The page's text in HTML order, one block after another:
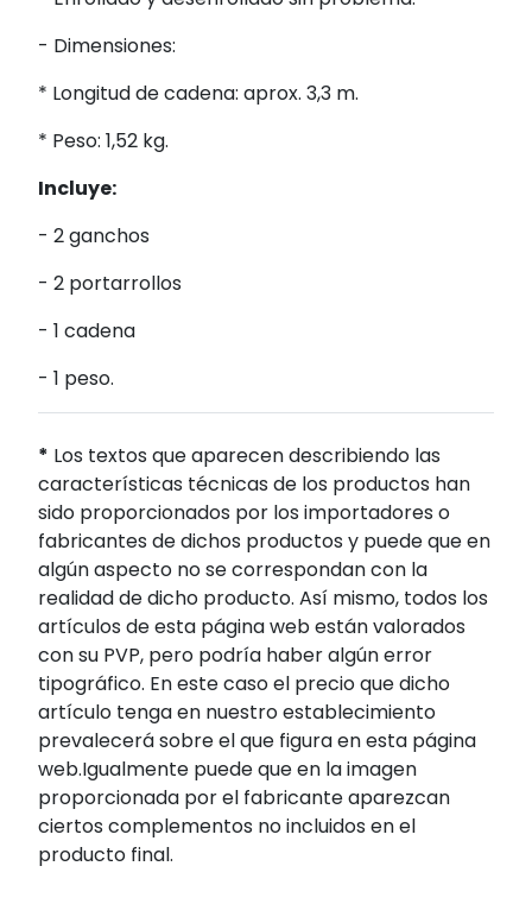
- Dimensiones:
* Longitud de cadena: aprox. 3,3 m.
* Peso: 1,52 kg.
Incluye:
- 2 ganchos
- 2 portarrollos
- 1 cadena
- 1 peso.
* Los textos que aparecen describiendo las
características técnicas de los productos han
sido proporcionados por los importadores o
fabricantes de dichos productos y puede que en
algún aspecto no se correspondan con la
realidad de dicho producto. Así mismo, todos los
artículos de esta página web están valorados
con su PVP, pero podría haber algún error
tipográfico. En este caso el precio que dicho
artículo tenga en nuestro establecimiento
prevalecerá sobre el que figura en esta página
web.Igualmente puede que en la imagen
proporcionada por el fabricante aparezcan
ciertos complementos no incluidos en el
producto final.